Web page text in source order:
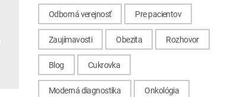
Odborná verejnosť Pre pacientov
Zaujímavosti Obezita Rozhovor
Blog Cukrovka
Moderná diagnostika Onkológia